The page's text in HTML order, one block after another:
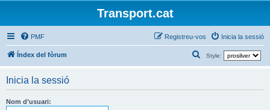
Transport.cat
PMF Inicia la sessió
Registreu-vos
Índex del fòrum Style:
e
Inicia la sessió
Nom d’usuari: